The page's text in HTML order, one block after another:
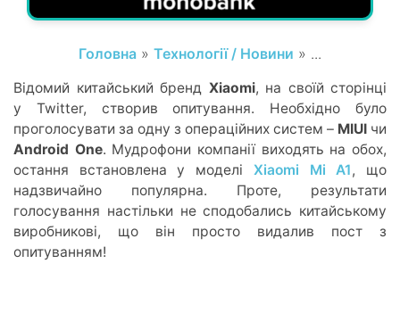
Головна » Технології / Новини » ...
Відомий китайський бренд Xiaomi, на своїй сторінці
у Twitter, створив опитування. Необхідно було
проголосувати за одну з операційних систем – MIUI чи
Android One. Мудрофони компанії виходять на обох,
остання встановлена у моделі Xiaomi Mi A1, що
надзвичайно популярна. Проте, результати
голосування настільки не сподобались китайському
виробникові, що він просто видалив пост з
опитуванням!